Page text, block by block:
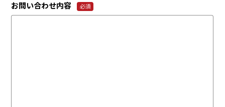
お問い合わせ内容 必須